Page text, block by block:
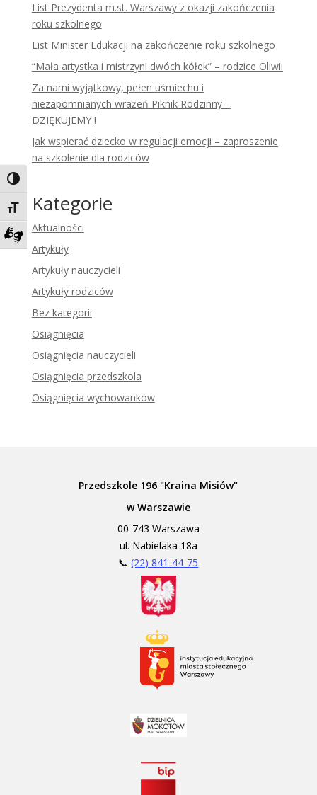
Toggle High Contrast
Toggle Font size
Zadzwoń do tłumacza języka migowego
List Prezydenta m.st. Warszawy z okazji zakończenia
roku szkolnego
List Minister Edukacji na zakończenie roku szkolnego
“Mała artystka i mistrzyni dwóch kółek” – rodzice Oliwii
Za nami wyjątkowy, pełen uśmiechu i
niezapomnianych wrażeń Piknik Rodzinny –
DZIĘKUJEMY !
Jak wspierać dziecko w regulacji emocji – zaproszenie
na szkolenie dla rodziców
Kategorie
Aktualności
Artykuły
Artykuły nauczycieli
Artykuły rodziców
Bez kategorii
Osiągnięcia
Osiągnięcia nauczycieli
Osiągnięcia przedszkola
Osiągnięcia wychowanków
Przedszkole 196 "Kraina Misiów"
w Warszawie
00-743 Warszawa
ul. Nabielaka 18a
📞(22) 841-44-75